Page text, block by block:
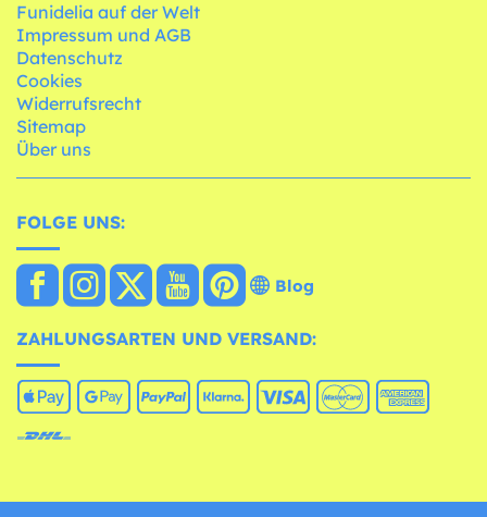
Funidelia auf der Welt
Impressum und AGB
Datenschutz
Cookies
Widerrufsrecht
Sitemap
Über uns
FOLGE UNS:
Blog
ZAHLUNGSARTEN UND VERSAND: